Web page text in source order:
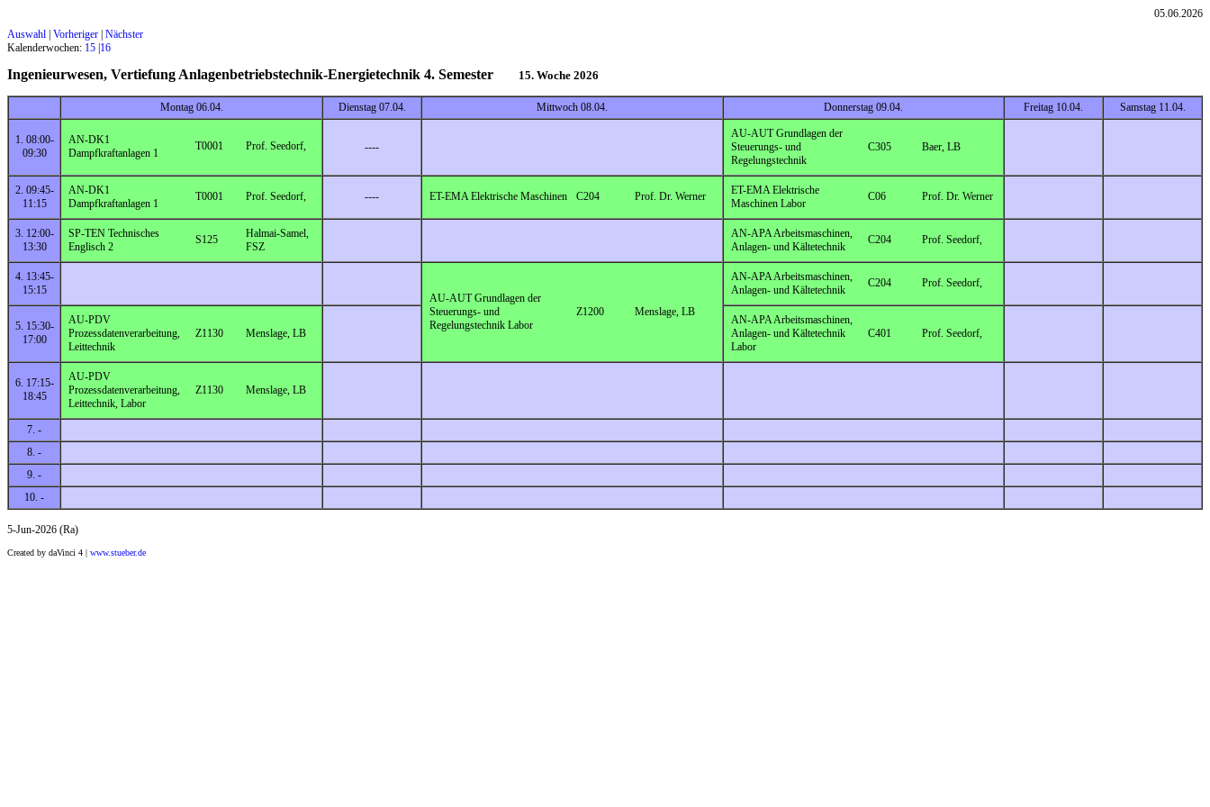
05.06.2026
Auswahl Vorheriger Nächster
Kalenderwochen: 15 16
Ingenieurwesen, Vertiefung Anlagenbetriebstechnik-Energietechnik 4. Semester 15. Woche 2026
Montag 06.04. Dienstag 07.04. Mittwoch 08.04. Donnerstag 09.04. Freitag 10.04. Samstag 11.04.
1. 08:00-
09:30
AN-DK1
Dampfkraftanlagen 1
T0001 Prof. Seedorf, ----
AU-AUT Grundlagen der
Steuerungs- und
Regelungstechnik
C305 Baer, LB
2. 09:45-
11:15
AN-DK1
Dampfkraftanlagen 1
T0001 Prof. Seedorf, ---- ET-EMA Elektrische Maschinen C204 Prof. Dr. Werner
ET-EMA Elektrische
Maschinen Labor
C06 Prof. Dr. Werner
3. 12:00-
13:30
SP-TEN Technisches
Englisch 2
S125
Halmai-Samel,
FSZ
AN-APA Arbeitsmaschinen,
Anlagen- und Kältetechnik
C204 Prof. Seedorf,
4. 13:45-
15:15
AU-AUT Grundlagen der
Steuerungs- und
Regelungstechnik Labor
Z1200 Menslage, LB
AN-APA Arbeitsmaschinen,
Anlagen- und Kältetechnik
C204 Prof. Seedorf,
5. 15:30-
17:00
AU-PDV
Prozessdatenverarbeitung,
Leittechnik
Z1130 Menslage, LB
AN-APA Arbeitsmaschinen,
Anlagen- und Kältetechnik
Labor
C401 Prof. Seedorf,
6. 17:15-
18:45
AU-PDV
Prozessdatenverarbeitung,
Leittechnik, Labor
Z1130 Menslage, LB
7. -
8. -
9. -
10. -
5-Jun-2026 (Ra)
Created by daVinci 4 | www.stueber.de